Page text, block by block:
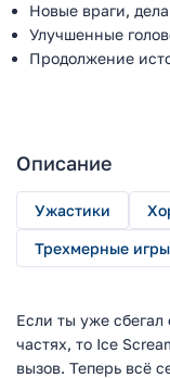
Новые враги,
Улучшенные
Продолжение
Описание
Ужастики
Трехмерные игры
Если ты уже
частях, то Ice
вызов. Теперь всё